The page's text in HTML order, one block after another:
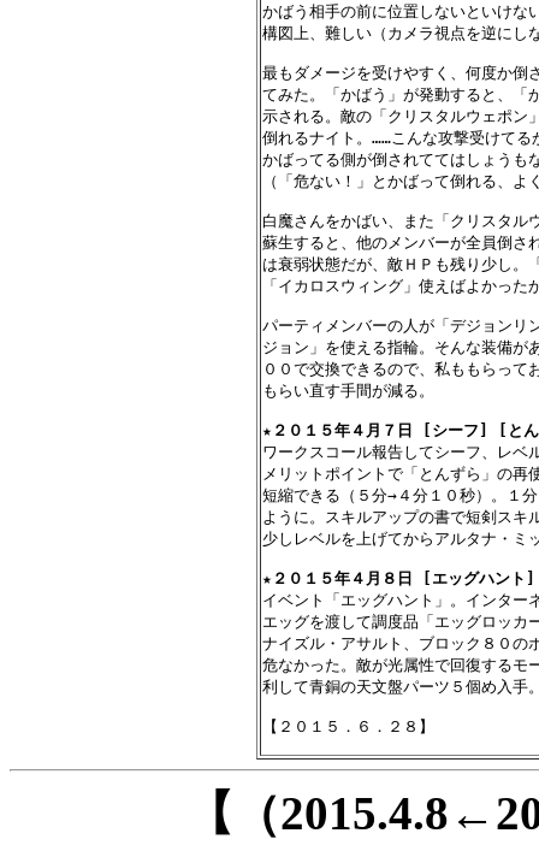
かばう相手の前に位置しないといけな
構図上、難しい（カメラ視点を逆にし
最もダメージを受けやすく、何度か倒
てみた。「かばう」が発動すると、「
示される。敵の「クリスタルウェポン
倒れるナイト。……こんな攻撃受けて
かばってる側が倒されててはしょうも
（「危ない！」とかばって倒れる、よ
白魔さんをかばい、また「クリスタル
蘇生すると、他のメンバーが全員倒さ
は衰弱状態だが、敵ＨＰも残り少し。
「イカロスウィング」使えばよかった
パーティメンバーの人が「デジョンリ
ジョン」を使える指輪。そんな装備が
００で交換できるので、私ももらって
もらい直す手間が減る。
★ ２０１５年４月７日 [シーフ] [と
ワークスコール報告してシーフ、レベ
メリットポイントで「とんずら」の再
短縮できる（５分→４分１０秒）。１
ように。スキルアップの書で短剣スキ
少しレベルを上げてからアルタナ・ミ
★ ２０１５年４月８日 [エッグハン
イベント「エッグハント」。インター
エッグを渡して調度品「エッグロッカ
ナイズル・アサルト、ブロック８０の
危なかった。敵が光属性で回復するモ
利して青銅の天文盤パーツ５個め入手
【（